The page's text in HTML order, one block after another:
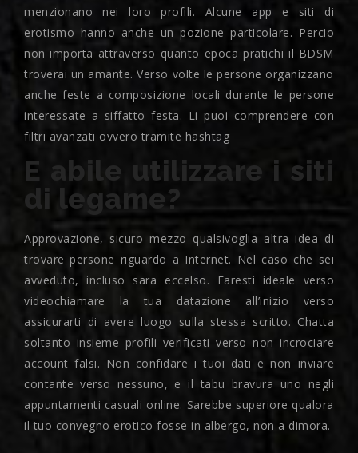
menzionano nei loro profili. Alcune app e siti di
erotismo hanno anche un pozione particolare. Percio
non importa attraverso quanto epoca pratichi il BDSM
troverai un amante. Verso volte le persone organizzano
anche feste a composizione locali durante le persone
interessate a siffatto festa. Li puoi comprendere con
filtri avanzati ovvero tramite hashtag
E abile utilizzare i siti
di legame?
Approvazione, sicuro mezzo qualsivoglia altra idea di
trovare persone riguardo a Internet. Nel caso che sei
avveduto, incluso sara eccelso. Faresti ideale verso
videochiamare la tua datazione all’inizio verso
assicurarti di avere luogo sulla stessa scritto. Chatta
soltanto insieme profili verificati verso non incrociare
account falsi. Non confidare i tuoi dati e non inviare
contante verso nessuno, e il tabu bravura uno negli
appuntamenti casuali online. Sarebbe superiore qualora
il tuo convegno erotico fosse in albergo, non a dimora.